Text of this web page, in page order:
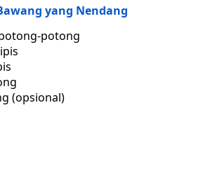
yang Nendang
potong
(opsional)